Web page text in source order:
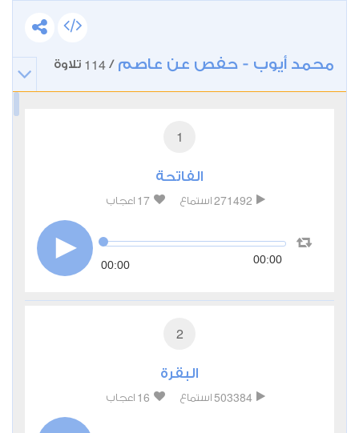
محمد أيوب - حفص عن عاصم /
114 تلاوة
1
الفاتحة
271492 استماع 17 اعجاب
00:00 00:00
2
البقرة
503384 استماع 16 اعجاب